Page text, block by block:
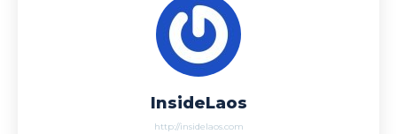
InsideLaos
http://insidelaos.com